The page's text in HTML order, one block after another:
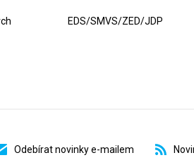
EDS/SMVS/ZED/JDP
Odebírat novinky e-mailem